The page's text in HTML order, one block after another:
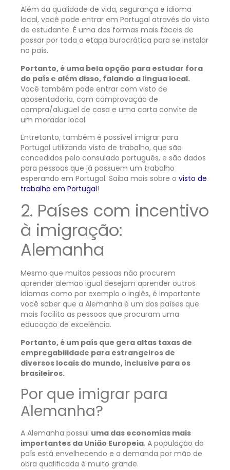
Além da qualidade de vida, segurança e idioma
local, você pode entrar em Portugal através do visto
de estudante. É uma das formas mais fáceis de
passar por toda a etapa burocrática para se instalar
no país.
Portanto, é uma bela opção para estudar fora
do país e além disso, falando a língua local.
Você também pode entrar com visto de
aposentadoria, com comprovação de
compra/aluguel de casa e uma carta convite de
um morador local.
Entretanto, também é possível imigrar para
Portugal utilizando visto de trabalho, que são
concedidos pelo consulado português, e são dados
para pessoas que já possuem um trabalho
esperando em Portugal. Saiba mais sobre o visto de
trabalho em Portugal!
2. Países com incentivo
à imigração:
Alemanha
Mesmo que muitas pessoas não procurem
aprender alemão igual desejam aprender outros
idiomas como por exemplo o inglês, é importante
você saber que a Alemanha é um dos países que
mais facilita as pessoas que procuram uma
educação de excelência.
Portanto, é um país que gera altas taxas de
empregabilidade para estrangeiros de
diversos locais do mundo, inclusive para os
brasileiros.
Por que imigrar para
Alemanha?
A Alemanha possui uma das economias mais
importantes da União Europeia. A população do
país está envelhecendo e a demanda por mão de
obra qualificada é muito grande.